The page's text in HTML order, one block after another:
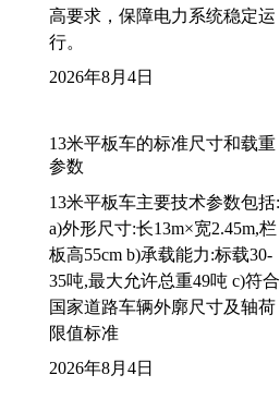
高要求，保障电力系统稳定运
行。
2026年8月4日
13米平板车的标准尺寸和载重
参数
13米平板车主要技术参数包括:
a)外形尺寸:长13m×宽2.45m,栏
板高55cm b)承载能力:标载30-
35吨,最大允许总重49吨 c)符合
国家道路车辆外廓尺寸及轴荷
限值标准
2026年8月4日